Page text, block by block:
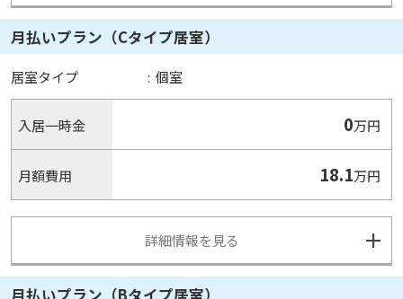
月払いプラン（Cタイプ居室）
居室タイプ : 個室
入居一時金 0万円
月額費用 18.1万円
詳細情報を見る
月払いプラン（Bタイプ居室）